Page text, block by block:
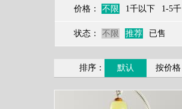
价格： 不限 1千以下 1-5千
状态： 不限 推荐 已售
排序： 默认 按价格